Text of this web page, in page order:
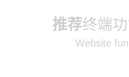
推荐终端
Website